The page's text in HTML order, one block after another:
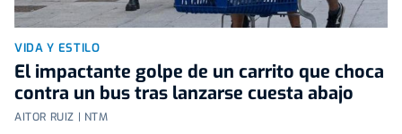
VIDA Y ESTILO
El impactante golpe de un carrito que choca
contra un bus tras lanzarse cuesta abajo
AITOR RUIZ | NTM